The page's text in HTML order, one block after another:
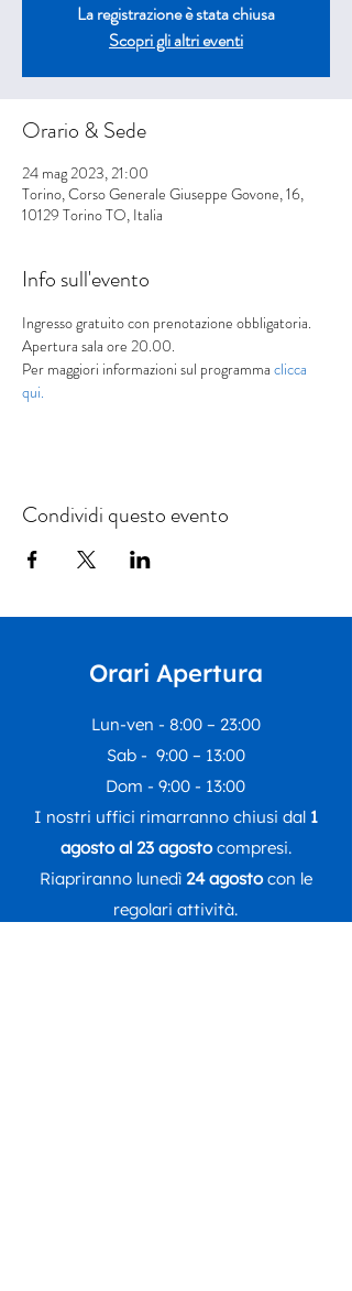
La registrazione è stata chiusa
Scopri gli altri eventi
Orario & Sede
24 mag 2023, 21:00
Torino, Corso Generale Giuseppe Govone, 16,
10129 Torino TO, Italia
Info sull'evento
Ingresso gratuito con prenotazione obbligatoria.
Apertura sala ore 20.00.
Per maggiori informazioni sul programma clicca
qui.
Condividi questo evento
Orari Apertura
Lun-ven - 8:00 – 23:00
Sab - 9:00 – 13:00
Dom - 9:00 - 13:00
I nostri uffici rimarranno chiusi dal 1
agosto al 23 agostocompresi.
Riapriranno lunedì 24 agostocon le
regolari attività.